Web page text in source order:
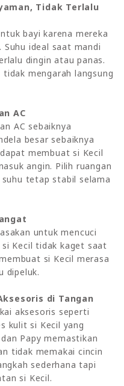
Tidak Terlalu
bayi karena mereka
ideal saat mandi
dingin atau panas.
tidak mengarah langsung
AC
AC sebaiknya
besar sebaiknya
membuat si Kecil
angin. Pilih ruangan
tetap stabil selama
untuk mencuci
Kecil tidak kaget saat
si Kecil merasa
dipeluk.
di Tangan
aksesoris seperti
kulit si Kecil yang
Papy memastikan
tidak memakai cincin
sederhana tapi
si Kecil.